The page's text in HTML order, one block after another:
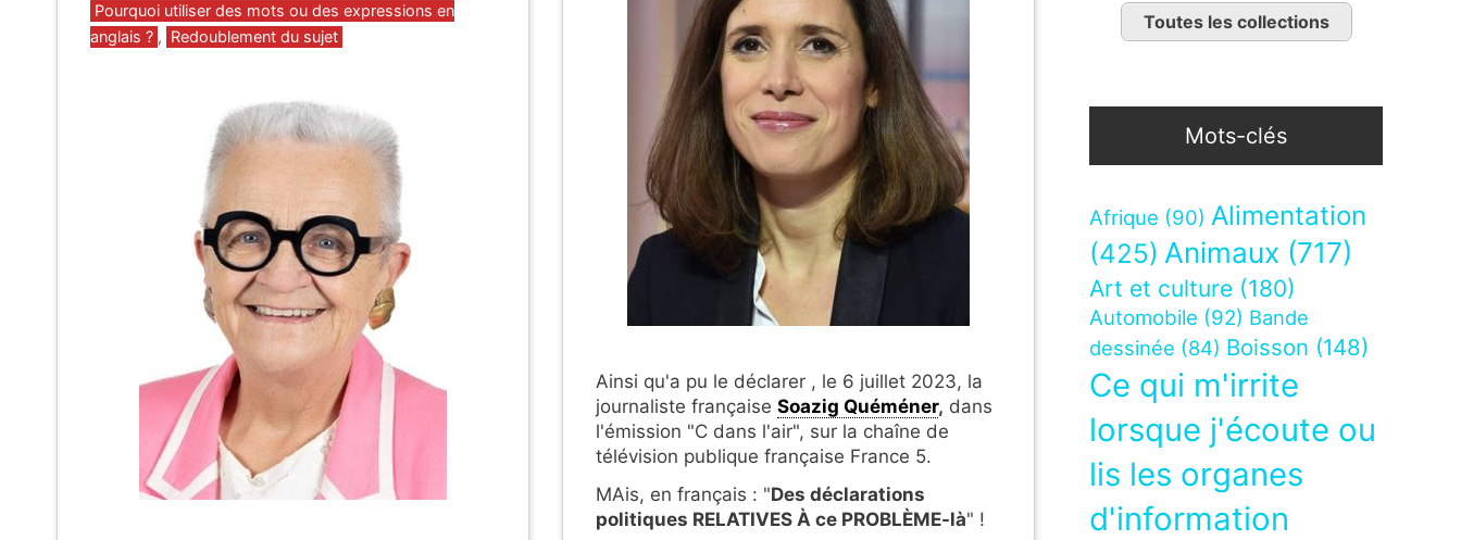
Pourquoi utiliser des mots ou des expressions en
anglais ? , Redoublement du sujet
Ainsi qu'a pu le déclarer , le 6 juillet 2023, la
journaliste française Soazig Quéméner, dans
l'émission "C dans l'air", sur la chaîne de
télévision publique française France 5.
MAis, en français : "Des déclarations
politiques RELATIVES À ce PROBLÈME-là" !
Toutes les collections
Mots-clés
Afrique (90) Alimentation
(425) Animaux (717)
Art et culture (180)
Automobile (92) Bande
dessinée (84) Boisson (148)
Ce qui m'irrite
lorsque j'écoute ou
lis les organes
d'information